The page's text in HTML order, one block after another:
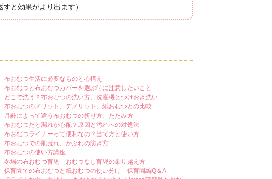
と効果がより出ます）
布おむつ生活に必要なものと心構え
布おむつと布おむつカバーを選ぶ時に注意したいこと
どこで洗う？布おむつの洗い方、洗濯機とつけおき洗い
布おむつのメリット、デメリット、紙おむつとの比較
月齢によって違う布おむつの折り方、たたみ方
布おむつだと漏れが心配？原因と汚れへの対処法
布おむつライナーって便利なの？当て方と使い方
布おむつでの肌荒れ、かぶれの防ぎ方
布おむつの使い方講座
冬場の布おむつ育児 おむつなし育児の乗り越え方
保育園での布おむつと紙おむつの使い分け 保育園編Q＆A